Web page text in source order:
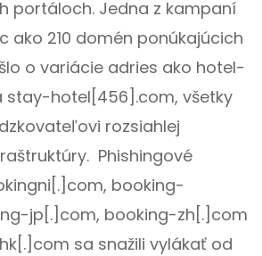
portáloch. Jedna z kampaní
ako 210 domén ponúkajúcich
o variácie adries ako hotel-
stay-hotel[456].com, všetky
rozsiahlej
Phishingové
booking-
jp[.]com, booking-zh[.]com
sa snažili vylákať od